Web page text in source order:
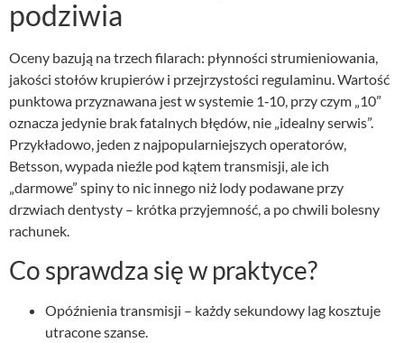
podziwia
Oceny bazują na trzech filarach: płynności strumieniowania,
jakości stołów krupierów i przejrzystości regulaminu. Wartość
punktowa przyznawana jest w systemie 1‑10, przy czym „10”
oznacza jedynie brak fatalnych błędów, nie „idealny serwis”.
Przykładowo, jeden z najpopularniejszych operatorów,
Betsson, wypada nieźle pod kątem transmisji, ale ich
„darmowe” spiny to nic innego niż lody podawane przy
drzwiach dentysty – krótka przyjemność, a po chwili bolesny
rachunek.
Co sprawdza się w praktyce?
Opóźnienia transmisji – każdy sekundowy lag kosztuje
utracone szanse.